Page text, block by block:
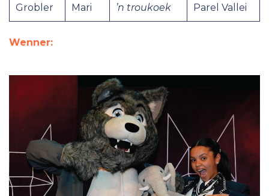
Grobler
Mari
’n troukoek
Parel Vallei
Wenner: